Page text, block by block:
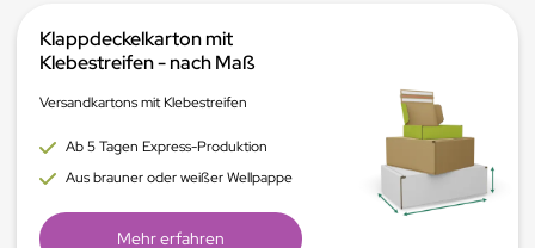
Klappdeckelkarton mit
Klebestreifen - nach Maß
Versandkartons mit Klebestreifen
Ab 5 Tagen Express-Produktion
Aus brauner oder weißer Wellpappe
Mehr erfahren